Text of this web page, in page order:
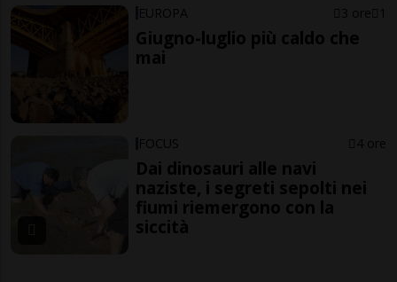
EUROPA 3 ore 1
Giugno-luglio più caldo che
mai
FOCUS 4 ore
Dai dinosauri alle navi
naziste, i segreti sepolti nei
fiumi riemergono con la
siccità